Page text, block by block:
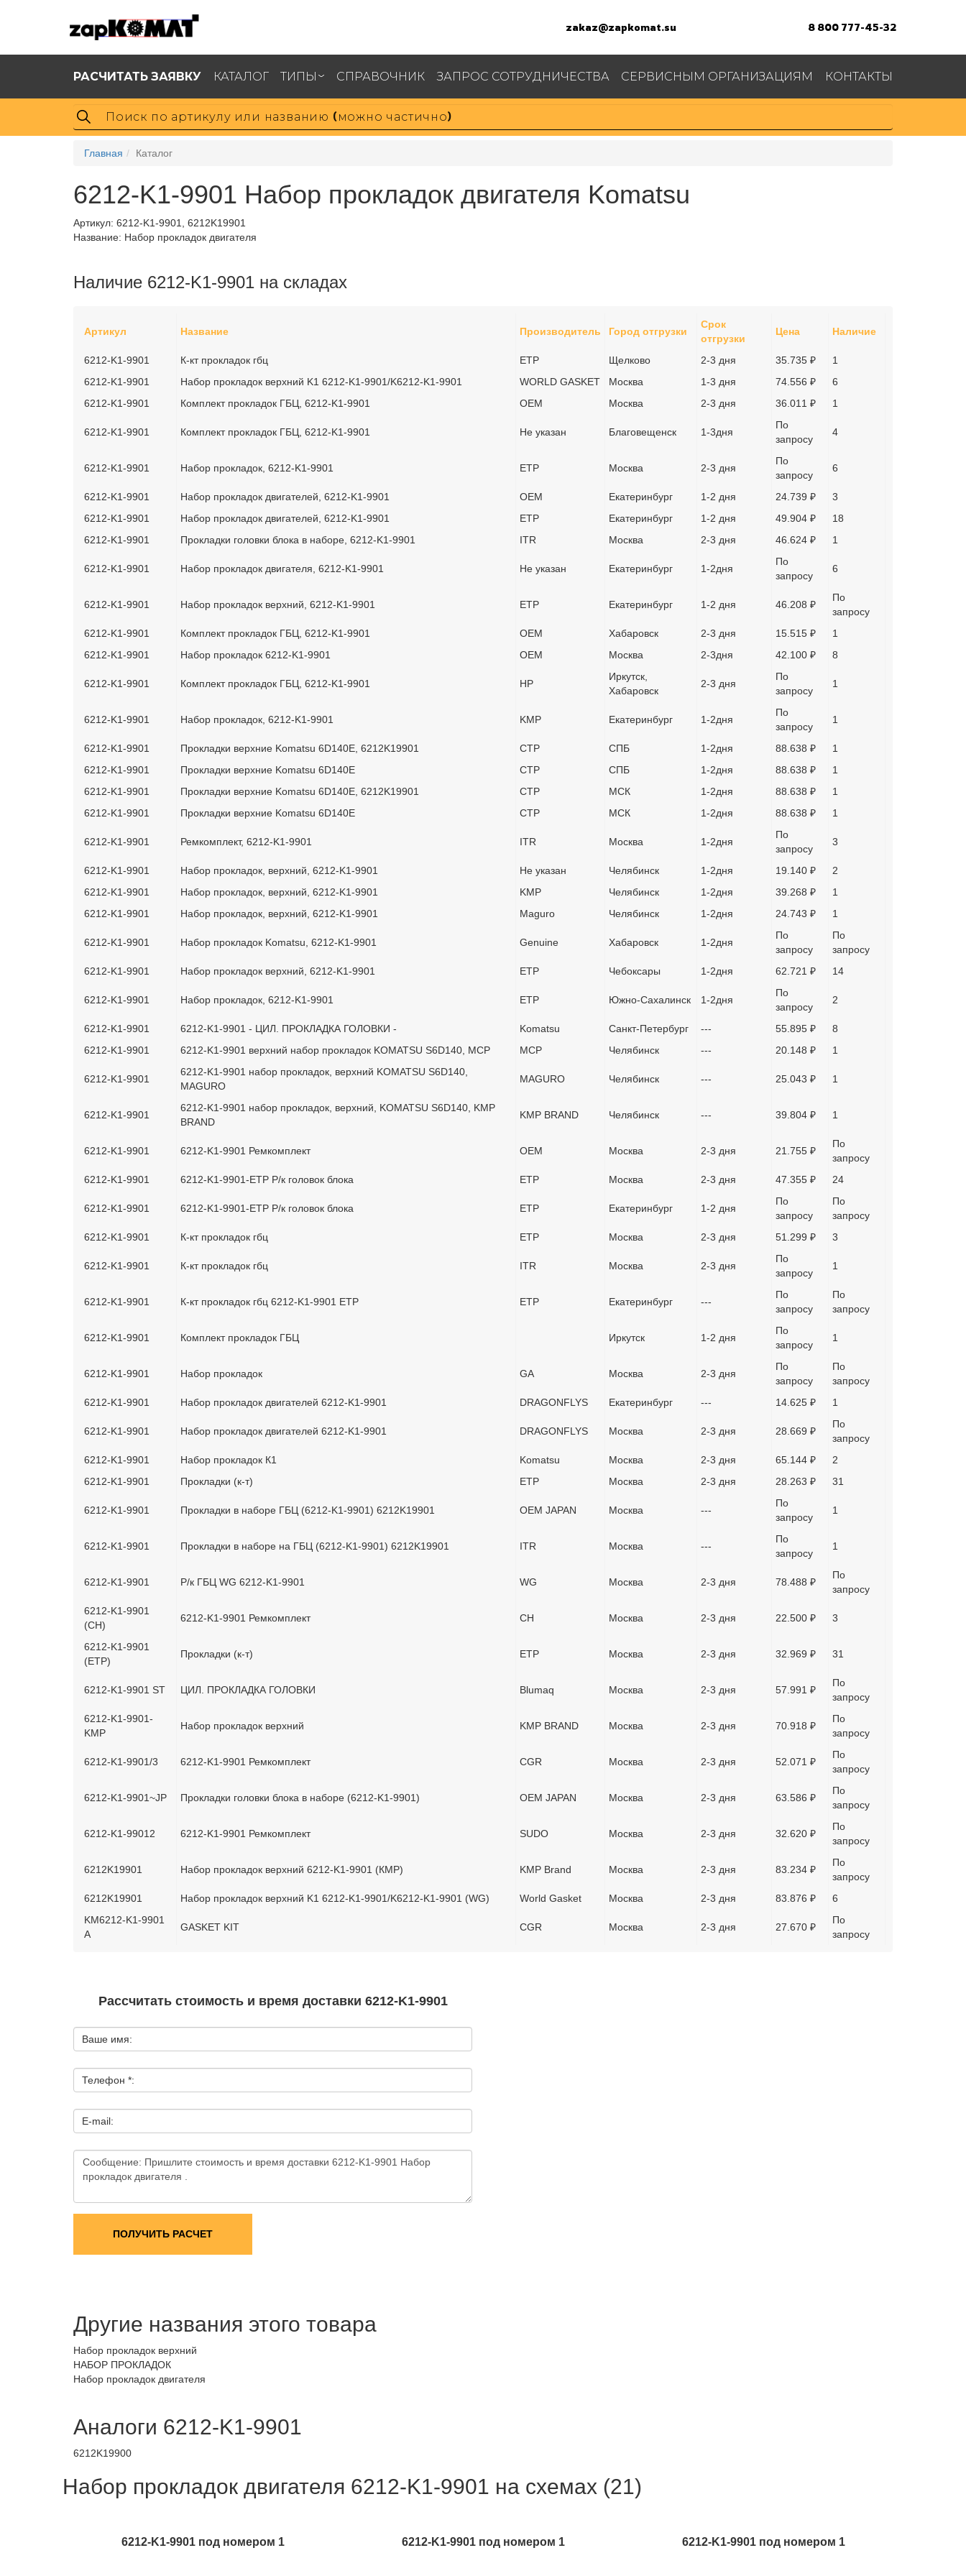
zakaz@zapkomat.su 8 800 777-45-32
РАСЧИТАТЬ ЗАЯВКУ КАТАЛОГ ТИПЫ СПРАВОЧНИК ЗАПРОС СОТРУДНИЧЕСТВА СЕРВИСНЫМ ОРГАНИЗАЦИЯМ КОНТАКТЫ
Главная Каталог
6212-K1-9901 Набор прокладок двигателя Komatsu
Артикул: 6212-K1-9901, 6212K19901
Название: Набор прокладок двигателя
Наличие 6212-K1-9901 на складах
Артикул Название Производитель Город отгрузки
Срок
отгрузки
Цена Наличие
6212-K1-9901 К-кт прокладок гбц ETP Щелково 2-3 дня 35.735 ₽
1
6212-K1-9901
Набор прокладок верхний K1 6212-K1-9901/K6212-K1-9901 WORLD GASKET Москва 1-3 дня 74.556 ₽
6
6212-K1-9901
Комплект прокладок ГБЦ, 6212-K1-9901 OEM Москва 2-3 дня 36.011 ₽ 1
6212-K1-9901 Комплект прокладок ГБЦ, 6212-K1-9901 Не указан Благовещенск 1-3дня
По
запросу
4
6212-K1-9901 Набор прокладок, 6212-K1-9901 ETP Москва 2-3 дня
По
запросу
6
6212-K1-9901 Набор прокладок двигателей, 6212-K1-9901 OEM Екатеринбург 1-2 дня 24.739 ₽
3
6212-K1-9901
Набор прокладок двигателей, 6212-K1-9901 ETP Екатеринбург 1-2 дня 49.904 ₽
18
6212-K1-9901
Прокладки головки блока в наборе, 6212-K1-9901 ITR Москва 2-3 дня 46.624 ₽ 1
6212-K1-9901 Набор прокладок двигателя, 6212-K1-9901 Не указан Екатеринбург 1-2дня
По
запросу
6
6212-K1-9901 Набор прокладок верхний, 6212-K1-9901 ETP Екатеринбург 1-2 дня 46.208 ₽
По
запросу
6212-K1-9901
Комплект прокладок ГБЦ, 6212-K1-9901 OEM Хабаровск 2-3 дня 15.515 ₽
1
6212-K1-9901
Набор прокладок 6212-K1-9901 OEM Москва 2-3дня 42.100 ₽ 8
6212-K1-9901 Комплект прокладок ГБЦ, 6212-K1-9901 HP
Иркутск,
Хабаровск
2-3 дня
По
запросу
1
6212-K1-9901 Набор прокладок, 6212-K1-9901 KMP Екатеринбург 1-2дня
По
запросу
1
6212-K1-9901 Прокладки верхние Komatsu 6D140E, 6212K19901 CTP СПБ 1-2дня 88.638 ₽
1
6212-K1-9901
Прокладки верхние Komatsu 6D140E CTP СПБ 1-2дня 88.638 ₽
1
6212-K1-9901
Прокладки верхние Komatsu 6D140E, 6212K19901 CTP МСК 1-2дня 88.638 ₽
1
6212-K1-9901
Прокладки верхние Komatsu 6D140E CTP МСК 1-2дня 88.638 ₽ 1
6212-K1-9901 Ремкомплект, 6212-K1-9901 ITR Москва 1-2дня
По
запросу
3
6212-K1-9901 Набор прокладок, верхний, 6212-K1-9901 Не указан Челябинск 1-2дня 19.140 ₽
2
6212-K1-9901
Набор прокладок, верхний, 6212-K1-9901 KMP Челябинск 1-2дня 39.268 ₽
1
6212-K1-9901
Набор прокладок, верхний, 6212-K1-9901 Maguro Челябинск 1-2дня 24.743 ₽ 1
6212-K1-9901 Набор прокладок Komatsu, 6212-K1-9901 Genuine Хабаровск 1-2дня
По
запросу
По
запросу
6212-K1-9901
Набор прокладок верхний, 6212-K1-9901 ETP Чебоксары 1-2дня 62.721 ₽ 14
6212-K1-9901 Набор прокладок, 6212-K1-9901 ETP Южно-Сахалинск 1-2дня
По
запросу
2
6212-K1-9901 6212-K1-9901 - ЦИЛ. ПРОКЛАДКА ГОЛОВКИ - Komatsu Санкт-Петербург --- 55.895 ₽
8
6212-K1-9901
6212-K1-9901 верхний набор прокладок KOMATSU S6D140, MCP MCP Челябинск --- 20.148 ₽ 1
6212-K1-9901
6212-K1-9901 набор прокладок, верхний KOMATSU S6D140,
MAGURO
MAGURO Челябинск --- 25.043 ₽ 1
6212-K1-9901
6212-K1-9901 набор прокладок, верхний, KOMATSU S6D140, KMP
BRAND
KMP BRAND Челябинск --- 39.804 ₽ 1
6212-K1-9901 6212-K1-9901 Ремкомплект OEM Москва 2-3 дня 21.755 ₽
По
запросу
6212-K1-9901
6212-K1-9901-ETP Р/к головок блока ETP Москва 2-3 дня 47.355 ₽ 24
6212-K1-9901 6212-K1-9901-ETP Р/к головок блока ETP Екатеринбург 1-2 дня
По
запросу
По
запросу
6212-K1-9901
К-кт прокладок гбц ETP Москва 2-3 дня 51.299 ₽ 3
6212-K1-9901 К-кт прокладок гбц ITR Москва 2-3 дня
По
запросу
1
6212-K1-9901 К-кт прокладок гбц 6212-K1-9901 ETP ETP Екатеринбург ---
По
запросу
По
запросу
6212-K1-9901 Комплект прокладок ГБЦ Иркутск 1-2 дня
По
запросу
1
6212-K1-9901 Набор прокладок GA Москва 2-3 дня
По
запросу
По
запросу
6212-K1-9901
Набор прокладок двигателей 6212-K1-9901 DRAGONFLYS Екатеринбург --- 14.625 ₽ 1
6212-K1-9901 Набор прокладок двигателей 6212-K1-9901 DRAGONFLYS Москва 2-3 дня 28.669 ₽
По
запросу
6212-K1-9901
Набор прокладок К1 Komatsu Москва 2-3 дня 65.144 ₽
2
6212-K1-9901
Прокладки (к-т) ETP Москва 2-3 дня 28.263 ₽ 31
6212-K1-9901 Прокладки в наборе ГБЦ (6212-K1-9901) 6212K19901 OEM JAPAN Москва ---
По
запросу
1
6212-K1-9901 Прокладки в наборе на ГБЦ (6212-K1-9901) 6212K19901 ITR Москва ---
По
запросу
1
6212-K1-9901 Р/к ГБЦ WG 6212-K1-9901 WG Москва 2-3 дня 78.488 ₽
По
запросу
6212-K1-9901
(CH)
6212-K1-9901 Ремкомплект CH Москва 2-3 дня 22.500 ₽ 3
6212-K1-9901
(ETP)
Прокладки (к-т) ETP Москва 2-3 дня 32.969 ₽ 31
6212-K1-9901 ST ЦИЛ. ПРОКЛАДКА ГОЛОВКИ Blumaq Москва 2-3 дня 57.991 ₽
По
запросу
6212-K1-9901-
KMP
Набор прокладок верхний KMP BRAND Москва 2-3 дня 70.918 ₽
По
запросу
6212-K1-9901/3 6212-K1-9901 Ремкомплект CGR Москва 2-3 дня 52.071 ₽
По
запросу
6212-K1-9901~JP Прокладки головки блока в наборе (6212-K1-9901) OEM JAPAN Москва 2-3 дня 63.586 ₽
По
запросу
6212-K1-99012 6212-K1-9901 Ремкомплект SUDO Москва 2-3 дня 32.620 ₽
По
запросу
6212K19901 Набор прокладок верхний 6212-K1-9901 (КМР) KMP Brand Москва 2-3 дня 83.234 ₽
По
запросу
6212K19901
Набор прокладок верхний K1 6212-K1-9901/K6212-K1-9901 (WG) World Gasket Москва 2-3 дня 83.876 ₽
6
KM6212-K1-9901
A
GASKET KIT CGR Москва 2-3 дня 27.670 ₽
По
запросу
Рассчитать стоимость и время доставки 6212-K1-9901
Ваше имя:
Телефон *:
E-mail:
ПОЛУЧИТЬ РАСЧЕТ
Другие названия этого товара
Набор прокладок верхний
НАБОР ПРОКЛАДОК
Набор прокладок двигателя
Аналоги 6212-K1-9901
6212K19900
Набор прокладок двигателя 6212-K1-9901 на схемах (21)
6212-K1-9901 под номером 1 6212-K1-9901 под номером 1 6212-K1-9901 под номером 1